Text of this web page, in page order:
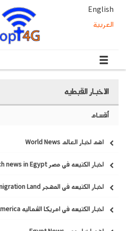
English
العربية
الاخبار القبطيه
أقسام
اهم اخبار العالم World News
اخبار الكنيسه في مصر Church news in Egypt
اخبار الكنيسه في المهجر Church News in Immigration Land
اخبار الكنيسه في امريكا الشماليه Church news in North America